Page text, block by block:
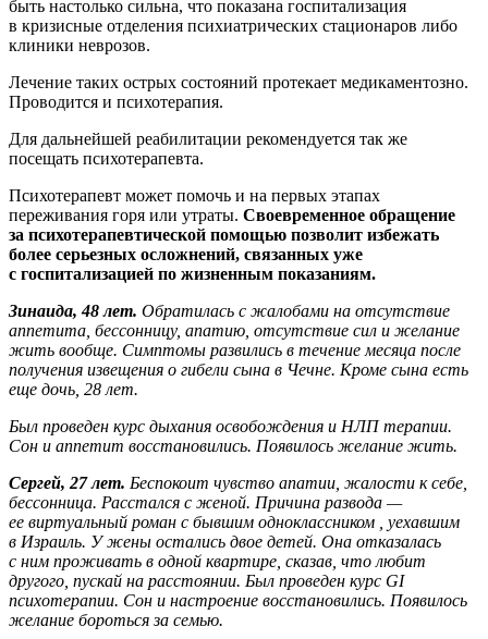
быть настолько сильна, что показана госпитализация
в кризисные отделения психиатрических стационаров либо
клиники неврозов.
Лечение таких острых состояний протекает медикаментозно.
Проводится и психотерапия.
Для дальнейшей реабилитации рекомендуется так же
посещать психотерапевта.
Психотерапевт может помочь и на первых этапах
переживания горя или утраты. Своевременное обращение
за психотерапевтической помощью позволит избежать
более серьезных осложнений, связанных уже
с госпитализацией по жизненным показаниям.
Зинаида, 48 лет. Обратилась с жалобами на отсутствие
аппетита, бессонницу, апатию, отсутствие сил и желание
жить вообще. Симптомы развились в течение месяца после
получения извещения о гибели сына в Чечне. Кроме сына есть
еще дочь, 28 лет.
Был проведен курс дыхания освобождения и НЛП терапии.
Сон и аппетит восстановились. Появилось желание жить.
Сергей, 27 лет. Беспокоит чувство апатии, жалости к себе,
бессонница. Расстался с женой. Причина развода —
ее виртуальный роман с бывшим одноклассником , уехавшим
в Израиль. У жены остались двое детей. Она отказалась
с ним проживать в одной квартире, сказав, что любит
другого, пускай на расстоянии. Был проведен курс GI
психотерапии. Сон и настроение восстановились. Появилось
желание бороться за семью.